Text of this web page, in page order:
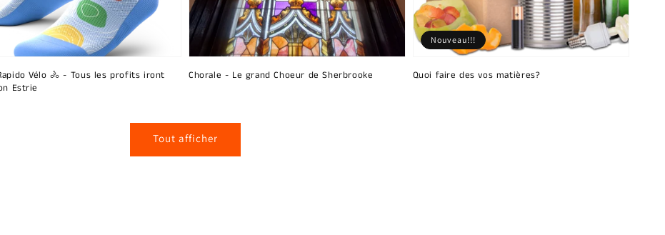
Vélo 🚴 - Tous les profits iront
Estrie
Chorale - Le grand Choeur de Sherbrooke Quoi faire des vos matières?
Nouveau!!!
Tout afficher